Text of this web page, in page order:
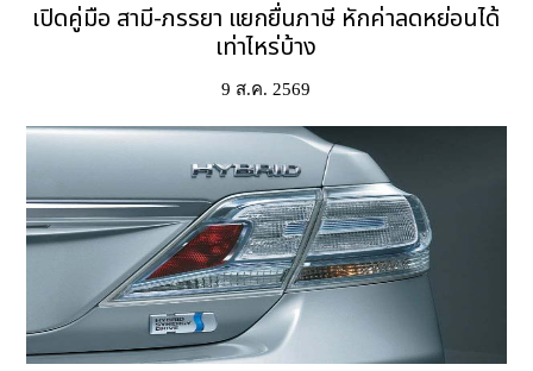
เปิดคู่มือ สามี-ภรรยา แยกยื่นภาษี หักค่าลดหย่อนได้
เท่าไหร่บ้าง
9 ส.ค. 2569